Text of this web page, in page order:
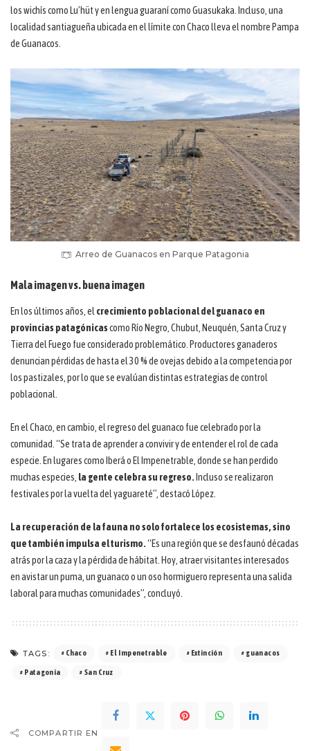
los wichís como Lu’hüt y en lengua guaraní como Guasukaka. Incluso, una
localidad santiagueña ubicada en el límite con Chaco lleva el nombre Pampa
de Guanacos.
Arreo de Guanacos en Parque Patagonia
Mala imagen vs. buena imagen
En los últimos años, el crecimiento poblacional del guanaco en
provincias patagónicascomo Río Negro, Chubut, Neuquén, Santa Cruz y
Tierra del Fuego fue considerado problemático. Productores ganaderos
denuncian pérdidas de hasta el 30 % de ovejas debido a la competencia por
los pastizales, por lo que se evalúan distintas estrategias de control
poblacional.
En el Chaco, en cambio, el regreso del guanaco fue celebrado por la
comunidad. “Se trata de aprender a convivir y de entender el rol de cada
especie. En lugares como Iberá o El Impenetrable, donde se han perdido
muchas especies, la gente celebra su regreso. Incluso se realizaron
festivales por la vuelta del yaguareté”, destacó López.
La recuperación de la fauna no solo fortalece los ecosistemas, sino
que también impulsa el turismo.“Es una región que se desfaunó décadas
atrás por la caza y la pérdida de hábitat. Hoy, atraer visitantes interesados
en avistar un puma, un guanaco o un oso hormiguero representa una salida
laboral para muchas comunidades”, concluyó.
TAGS: Chaco El Impenetrable Extinción guanacos
Patagonia San Cruz
COMPARTIR EN